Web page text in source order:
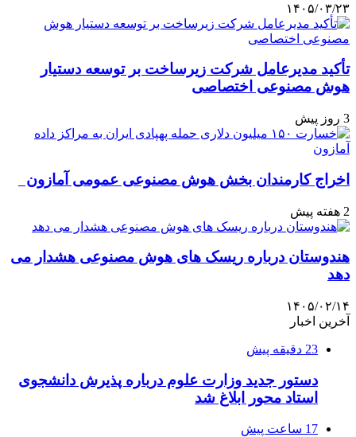
۱۴۰۵/۰۳/۲۳
تأکید مدیرعامل شرکت زیرساخت بر توسعه دستیار
هوش مصنوعی اختصاصی
3 روز پیش
اخراج کارمندان بخش هوش مصنوعی عمومی آمازون
2 هفته پیش
هندوستان درباره ریسک های هوش مصنوعی هشدار می
دهد
۱۴۰۵/۰۲/۱۴
آخرین اخبار
23 دقیقه پیش
دستور جدید وزارت علوم درباره پذیرش دانشجوی
استاد محور ابلاغ شد
17 ساعت پیش